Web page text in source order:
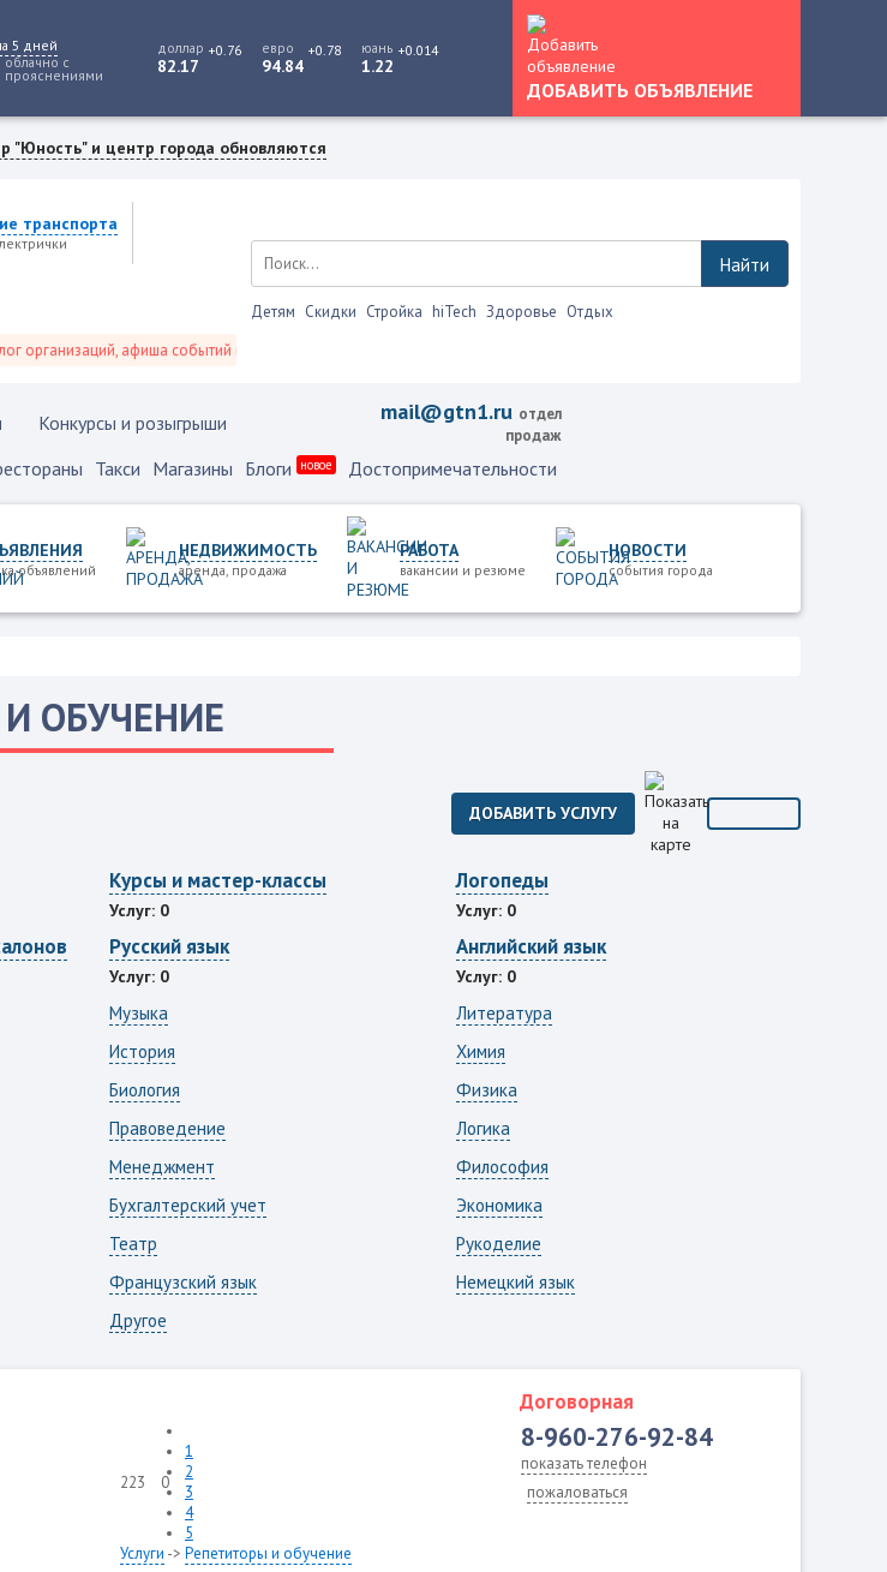
5 дней
облачно с
прояснениями
доллар
82.17
+0.76 евро
94.84
+0.78 юань
1.22
+0.014
ДОБАВИТЬ ОБЪЯВЛЕНИЕ
"Юность" и центр города обновляются
транспорта
афиша событий и не только это.
Найти
Детям Скидки Стройка hiTech Здоровье Отдых
Конкурсы и розыгрыши mail@gtn1.ru отдел
продаж
Такси Магазины Блоги новое Достопримечательности
объявлений
НЕДВИЖИМОСТЬ
аренда, продажа
РАБОТА
вакансии и резюме
НОВОСТИ
события города
ОБУЧЕНИЕ
ДОБАВИТЬ УСЛУГУ
Курсы и мастер-классы
Услуг: 0
Логопеды
Услуг: 0
Русский язык
Услуг: 0
Английский язык
Услуг: 0
Музыка
Литература
История
Химия
Биология
Физика
Правоведение
Логика
Менеджмент
Философия
Бухгалтерский учет
Экономика
Театр
Рукоделие
Французский язык
Немецкий язык
Другое
Договорная
223 0
1
2
3
4
5
Услуги -> Репетиторы и обучение
8-960-276-92-84
показать телефон
пожаловаться